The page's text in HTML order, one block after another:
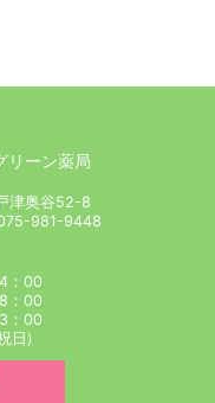
ーン薬局
津奥谷52-8
981-9448
00
00
：00
日)